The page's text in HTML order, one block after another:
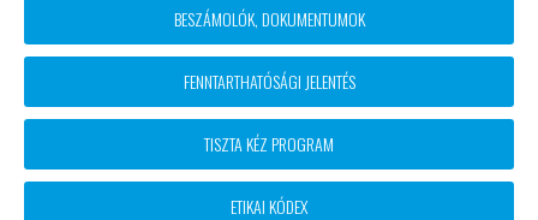
block
menü
BESZÁMOLÓK, DOKUMENTUMOK
FENNTARTHATÓSÁGI JELENTÉS
TISZTA KÉZ PROGRAM
ETIKAI KÓDEX